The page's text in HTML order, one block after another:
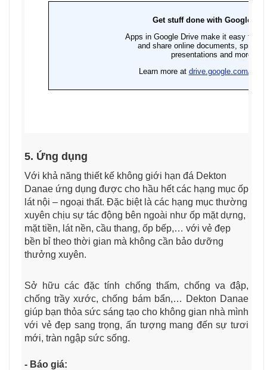
5. Ứng dụng
Với khả năng thiết kế không giới hạn đá Dekton
Danae ứng dụng được cho hầu hết các hạng mục ốp
lát nội – ngoại thất. Đặc biệt là các hạng mục thường
xuyên chịu sự tác động bên ngoài như ốp mặt dựng,
mặt tiền, lát nền, cầu thang, ốp bếp,… với vẻ đẹp
bền bỉ theo thời gian mà không cần bảo dưỡng
thưởng xuyên.
Sở hữu các đặc tính chống thấm, chống va đập,
chống trầy xước, chống bám bẩn,… Dekton Danae
giúp bạn thỏa sức sáng tạo cho không gian nhà mình
với vẻ đẹp sang trọng, ấn tượng mang đến sự tươi
mới, tràn ngập sức sống.
- Báo giá: